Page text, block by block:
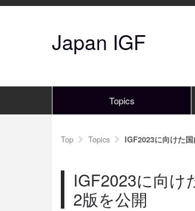
Japan IGF
Topics
Top Topics IGF2023に向けた
IGF2023に向け
2版を公開